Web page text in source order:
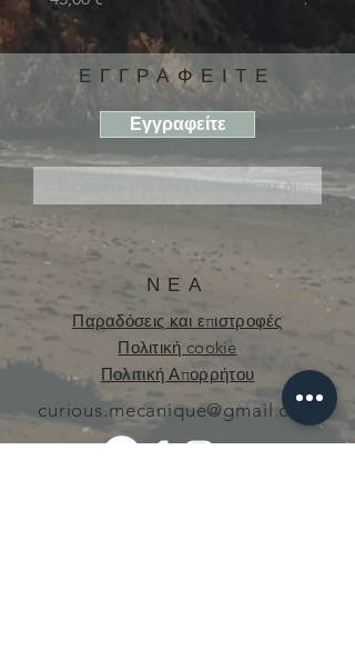
ΕΓΓΡΑΦΕΙΤΕ
Εγγραφείτε
ΝΕΑ
Παραδόσεις και επιστροφές
Πολιτική cookie
Πολιτική Απορρήτου
curious.mecanique@gmail.com